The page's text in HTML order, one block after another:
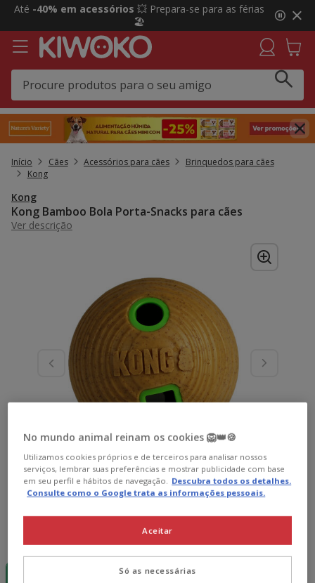
2
3,
mensagem,
Até -40% em acessórios 💥 Prepara-se para as férias
🏖️
Início Cães Acessórios para cães
Brinquedos para cães
Kong
Kong
Kong Bamboo Bola Porta-Snacks para cães
Ver descrição
-15€ c/
No mundo animal reinam os cookies 🦁👑🍪
Utilizamos cookies próprios e de terceiros para analisar nossos
serviços, lembrar suas preferências e mostrar publicidade com base
em seu perfil e hábitos de navegação. Descubra todos os detalhes.
Consulte como o Google trata as informações pessoais.
Só as necessárias
Aceitar